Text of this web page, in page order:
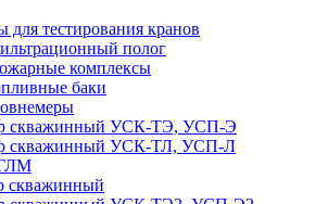
для тестирования кранов
полог
комплексы
баки
скважинный УСК-ТЭ, УСП-Э
скважинный УСК-ТЛ, УСП-Л
скважинный